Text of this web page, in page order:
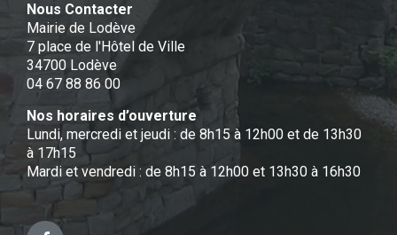
Nous Contacter
Mairie de Lodève
7 place de l'Hôtel de Ville
34700 Lodève
04 67 88 86 00
Nos horaires d’ouverture
Lundi, mercredi et jeudi : de 8h15 à 12h00 et de 13h30
à 17h15
Mardi et vendredi : de 8h15 à 12h00 et 13h30 à 16h30